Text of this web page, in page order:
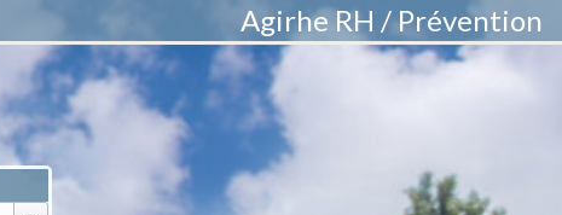
Agirhe RH / Prévention